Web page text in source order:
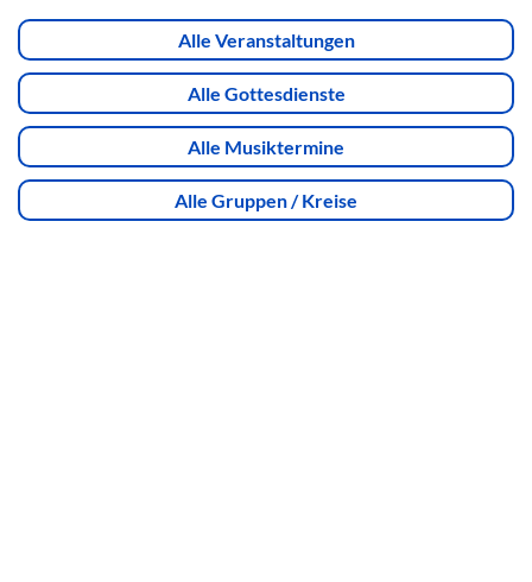
Alle Veranstaltungen
Alle Gottesdienste
Alle Musiktermine
Alle Gruppen / Kreise